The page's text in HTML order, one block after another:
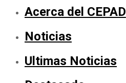
Acerca del CEPAD
Noticias
Ultimas Noticias